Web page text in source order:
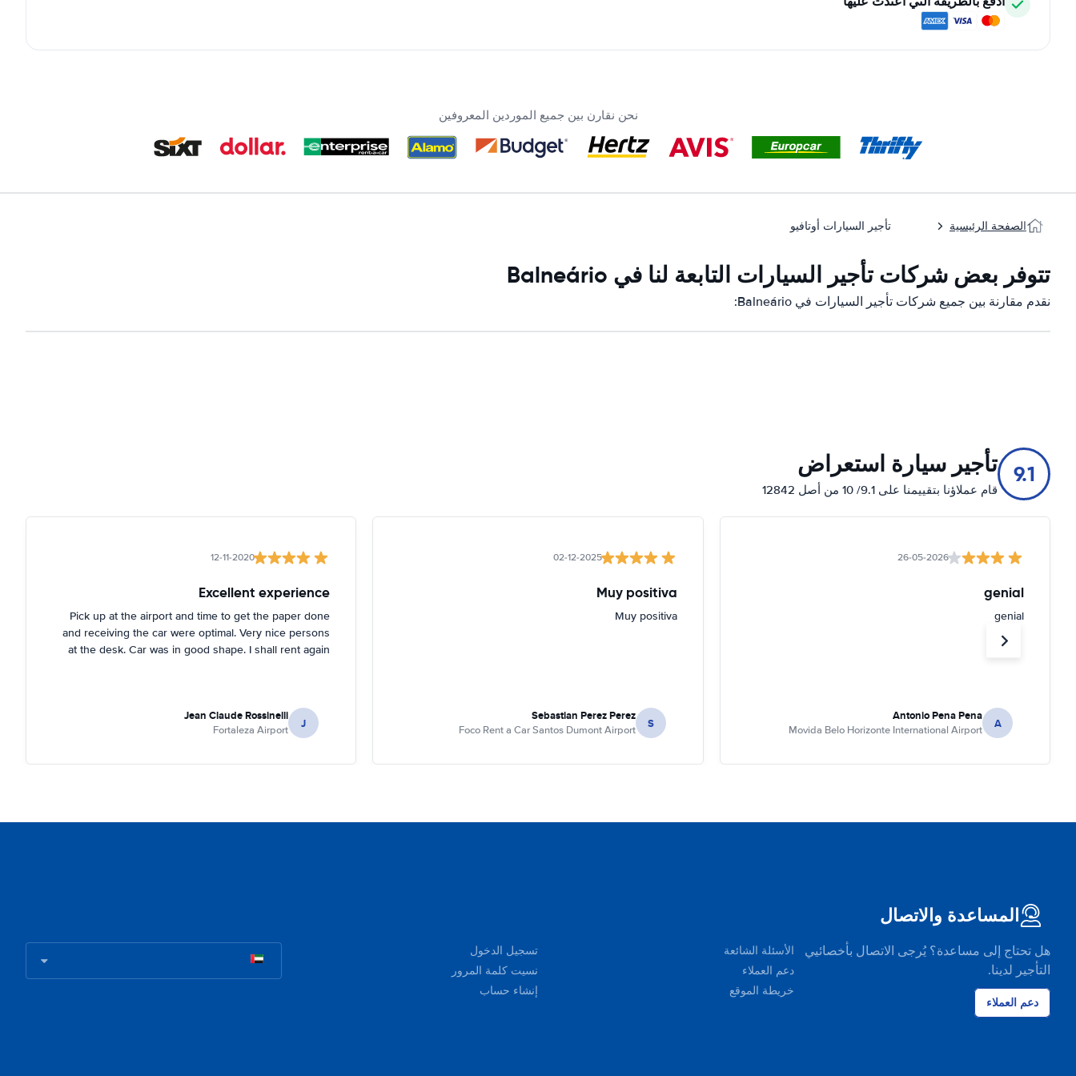
نحن نقارن بين جميع الموردين المعروفين
الصفحة الرئيسية تأجير السيارات أوتافيو
تتوفر بعض شركات تأجير السيارات التابعة لنا في Balneário
نقدم مقارنة بين جميع شركات تأجير السيارات في Balneário:
9.1 تأجير سيارة استعراض
قام عملاؤنا بتقييمنا على 9.1/ 10 من أصل 12842
26-05-2026
genial
genial
A
Antonio Pena Pena
Movida Belo Horizonte International Airport
02-12-2025
Muy positiva
Muy positiva
S
Sebastian Perez Perez
Foco Rent a Car Santos Dumont Airport
12-11-2020
Excellent experience
Pick up at the airport and time to get the paper done
and receiving the car were optimal. Very nice persons
at the desk. Car was in good shape. I shall rent again
J
Jean Claude Rossinelli
Fortaleza Airport
المساعدة والاتصال
هل تحتاج إلى مساعدة؟ يُرجى الاتصال بأخصائيي
التأجير لدينا.
دعم العملاء
الأسئلة الشائعة
دعم العملاء
خريطة الموقع
تسجيل الدخول
نسيت كلمة المرور
إنشاء حساب